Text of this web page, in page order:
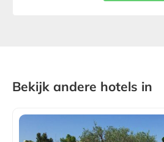
Bekijk andere hotels in